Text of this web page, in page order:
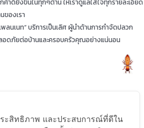
าดียิ่งขึ้นในทุกๆด้าน ให้เราดูแลใส่ใจทุกรายละเอียด
ของเรา
พลนเนท” บริการเป็นเลิศ ผู้นำด้านการกำจัดปลวก
อดภัยต่อบ้านและครอบครัวคุณอย่างแน่นอน
ระสิทธิภาพ และประสบการณ์ที่ดีใน